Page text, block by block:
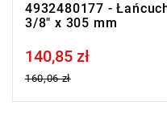
4932480177 -
3/8" x 305 mm
Price tax included
140,85 zł
160,06 zł